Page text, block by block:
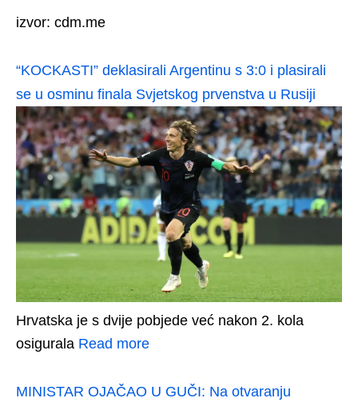
izvor: cdm.me
“KOCKASTI” deklasirali Argentinu s 3:0 i plasirali
se u osminu finala Svjetskog prvenstva u Rusiji
Hrvatska je s dvije pobjede već nakon 2. kola
osigurala Read more
MINISTAR OJAČAO U GUČI: Na otvaranju